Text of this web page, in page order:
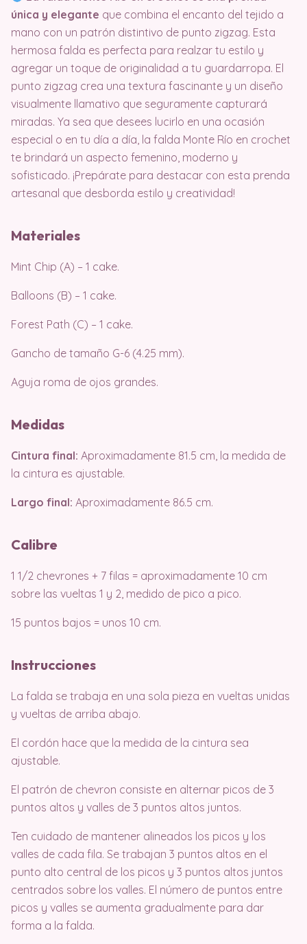
única y elegante que combina el encanto del tejido a
mano con un patrón distintivo de punto zigzag. Esta
hermosa falda es perfecta para realzar tu estilo y
agregar un toque de originalidad a tu guardarropa. El
punto zigzag crea una textura fascinante y un diseño
visualmente llamativo que seguramente capturará
miradas. Ya sea que desees lucirlo en una ocasión
especial o en tu día a día, la falda Monte Río en crochet
te brindará un aspecto femenino, moderno y
sofisticado. ¡Prepárate para destacar con esta prenda
artesanal que desborda estilo y creatividad!
Materiales
Mint Chip (A) – 1 cake.
Balloons (B) – 1 cake.
Forest Path (C) – 1 cake.
Gancho de tamaño G-6 (4.25 mm).
Aguja roma de ojos grandes.
Medidas
Cintura final: Aproximadamente 81.5 cm, la medida de
la cintura es ajustable.
Largo final: Aproximadamente 86.5 cm.
Calibre
1 1/2 chevrones + 7 filas = aproximadamente 10 cm
sobre las vueltas 1 y 2, medido de pico a pico.
15 puntos bajos = unos 10 cm.
Instrucciones
La falda se trabaja en una sola pieza en vueltas unidas
y vueltas de arriba abajo.
El cordón hace que la medida de la cintura sea
ajustable.
El patrón de chevron consiste en alternar picos de 3
puntos altos y valles de 3 puntos altos juntos.
Ten cuidado de mantener alineados los picos y los
valles de cada fila. Se trabajan 3 puntos altos en el
punto alto central de los picos y 3 puntos altos juntos
centrados sobre los valles. El número de puntos entre
picos y valles se aumenta gradualmente para dar
forma a la falda.